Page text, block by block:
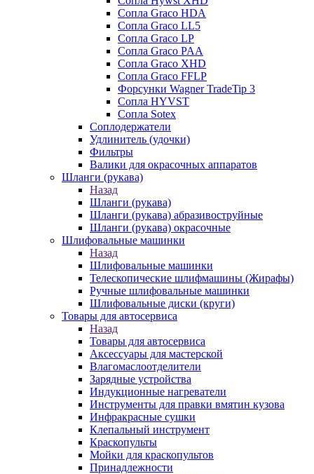
Сопла Graco HDA
Сопла Graco LL5
Сопла Graco LP
Сопла Graco PAA
Сопла Graco XHD
Сопла Graco FFLP
Форсунки Wagner TradeTip 3
Сопла HYVST
Сопла Sotex
Соплодержатели
Удлинитель (удочки)
Фильтры
Валики для окрасочных аппаратов
Шланги (рукава)
Назад
Шланги (рукава)
Шланги (рукава) абразивоструйные
Шланги (рукава) окрасочные
Шлифовальные машинки
Назад
Шлифовальные машинки
Телескопические шлифмашины (Жирафы)
Ручные шлифовальные машинки
Шлифовальные диски (круги)
Товары для автосервиса
Назад
Товары для автосервиса
Аксессуары для мастерской
Влагомаслоотделители
Зарядные устройства
Индукционные нагреватели
Инструменты для правки вмятин кузова
Инфракрасные сушки
Клепальный инструмент
Краскопульты
Мойки для краскопультов
Принадлежности